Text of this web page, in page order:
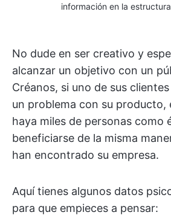
información en la
No dude en ser creativo y
alcanzar un objetivo con un
Créanos, si uno de sus
un problema con su producto,
haya miles de personas como
beneficiarse de la misma
han encontrado su empresa.
Aquí tienes algunos datos
para que empieces a pensar: